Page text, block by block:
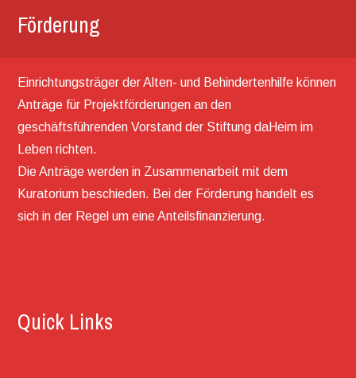
Förderung
Einrichtungsträger der Alten- und Behindertenhilfe können
Anträge für Projektförderungen an den
geschäftsführenden Vorstand der Stiftung daHeim im
Leben richten.
Die Anträge werden in Zusammenarbeit mit dem
Kuratorium beschieden. Bei der Förderung handelt es
sich in der Regel um eine Anteilsfinanzierung.
Quick Links